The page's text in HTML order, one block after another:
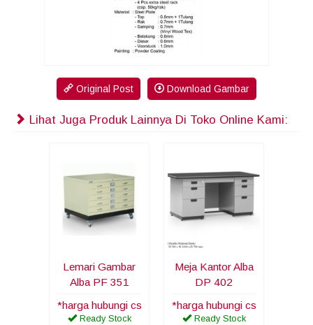
Original Post Download Gambar
Lihat Juga Produk Lainnya Di Toko Online Kami:
Lemari Gambar
Alba PF 351
*harga hubungi cs
Ready Stock
Meja Kantor Alba
DP 402
*harga hubungi cs
Ready Stock